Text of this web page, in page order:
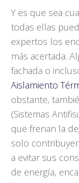
Y es que sea
todas ellas
expertos los
más acertada.
fachada o
Aislamiento
obstante,
(Sistemas
que frenan la
solo
a evitar sus
de energía,